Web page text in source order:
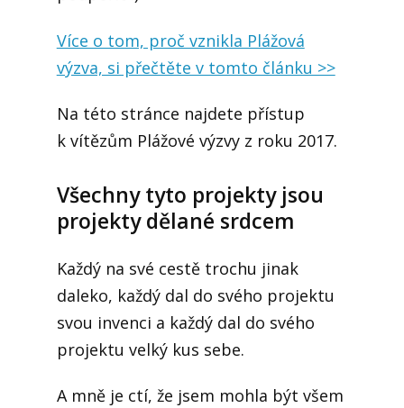
Více o tom, proč vznikla Plážová
výzva, si přečtěte v tomto článku >>
Na této stránce najdete přístup
k vítězům Plážové výzvy z roku 2017.
Všechny tyto projekty jsou
projekty dělané srdcem
Každý na své cestě trochu jinak
daleko, každý dal do svého projektu
svou invenci a každý dal do svého
projektu velký kus sebe.
A mně je ctí, že jsem mohla být všem